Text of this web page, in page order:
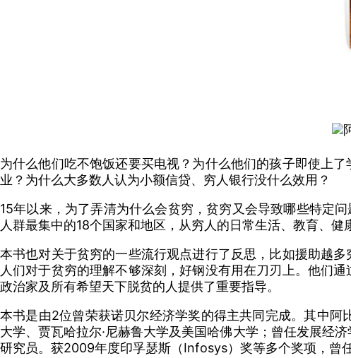
为什么他们吃不饱饭还要买电视？为什么他们的孩子即使上
业？为什么大多数人认为小额信贷、穷人银行没什么效用？
15年以来，为了弄清为什么会贫穷，贫穷又会导致哪些特定
人群最集中的18个国家和地区，从穷人的日常生活、教育、
本书也对关于贫穷的一些流行观点进行了反思，比如援助越
人们对于贫穷的理解不够深刻，好钢没有用在刀刃上。他们
政治家及所有希望天下脱贫的人提供了重要指导。
本书是由2位曾荣获诺贝尔经济学奖的得主共同完成。其中
大学、贾瓦哈拉尔·尼赫鲁大学及美国哈佛大学；曾任发展经
研究员。获2009年度印孚瑟斯（Infosys）奖等多个奖项，曾